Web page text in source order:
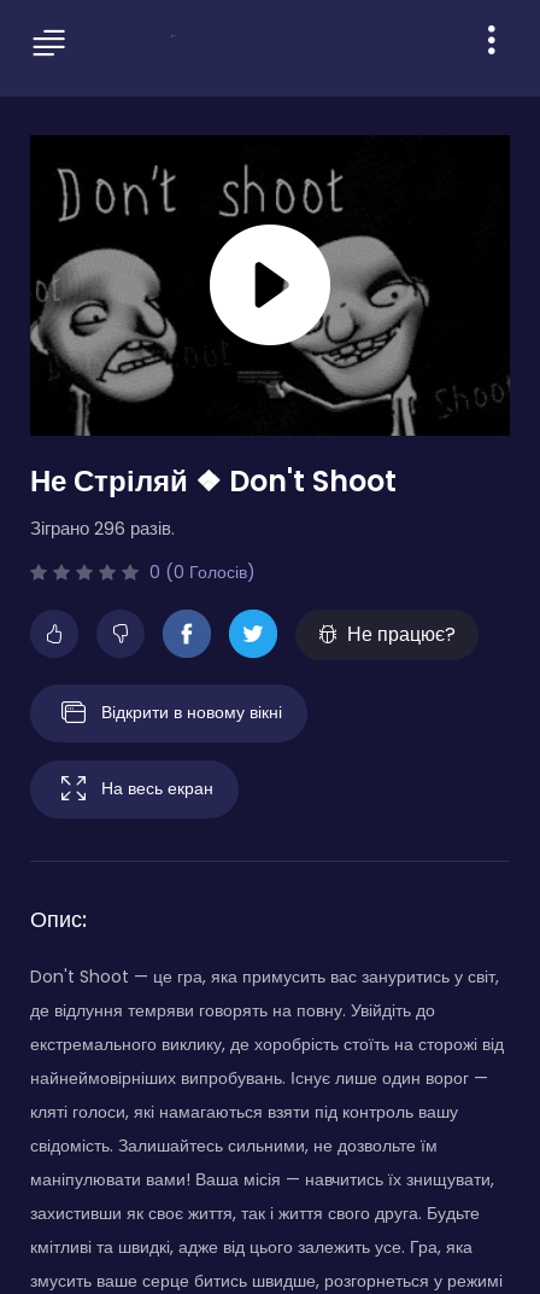
Не Стріляй ❖ Don't Shoot
Зіграно 296 разів.
0 (0 Голосів)
Не працює?
Відкрити в новому вікні
На весь екран
Опис:
Don't Shoot — це гра, яка примусить вас зануритись у світ,
де відлуння темряви говорять на повну. Увійдіть до
екстремального виклику, де хоробрість стоїть на сторожі від
найнеймовірніших випробувань. Існує лише один ворог —
кляті голоси, які намагаються взяти під контроль вашу
свідомість. Залишайтесь сильними, не дозвольте їм
маніпулювати вами! Ваша місія — навчитись їх знищувати,
захистивши як своє життя, так і життя свого друга. Будьте
кмітливі та швидкі, адже від цього залежить усе. Гра, яка
змусить ваше серце битись швидше, розгорнеться у режимі